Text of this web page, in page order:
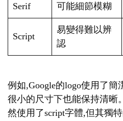
Serif 可能細節模糊
Script
易變得難以辨
認
例如,Google的logo使用了簡
很小的尺寸下也能保持清晰
然使用了script字體,但其獨